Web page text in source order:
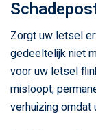
Zorgt uw letsel
gedeeltelijk niet
voor uw letsel
misloopt,
verhuizing omdat